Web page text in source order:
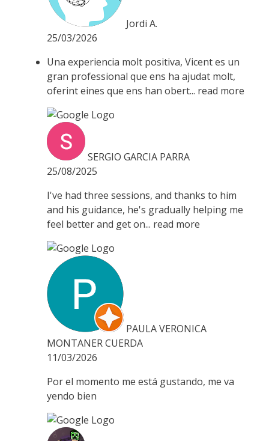
Jordi A.
25/03/2026
Una experiencia molt positiva, Vicent es un
gran professional que ens ha ajudat molt,
oferint eines que ens han obert... read more
SERGIO GARCIA PARRA
25/08/2025
I've had three sessions, and thanks to him
and his guidance, he's gradually helping me
feel better and get on... read more
PAULA VERONICA
MONTANER CUERDA
11/03/2026
Por el momento me está gustando, me va
yendo bien